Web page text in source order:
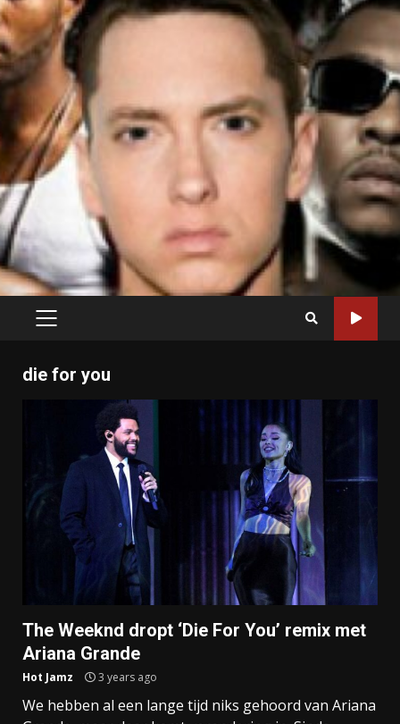
PRIMARY
die for you
The Weeknd dropt ‘Die For You’ remix met
Ariana Grande
Hot Jamz 3 years ago
We hebben al een lange tijd niks gehoord van Ariana